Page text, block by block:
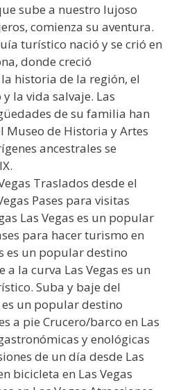
sube a nuestro lujoso
comienza su aventura.
turístico nació y se crió en
donde creció
historia de la región, el
la vida salvaje. Las
de su familia han
Museo de Historia y Artes
ancestrales se
Traslados desde el
Pases para visitas
Las Vegas es un popular
para hacer turismo en
es un popular destino
la curva Las Vegas es un
Suba y baje del
un popular destino
a pie Crucero/barco en Las
y enológicas
de un día desde Las
bicicleta en Las Vegas